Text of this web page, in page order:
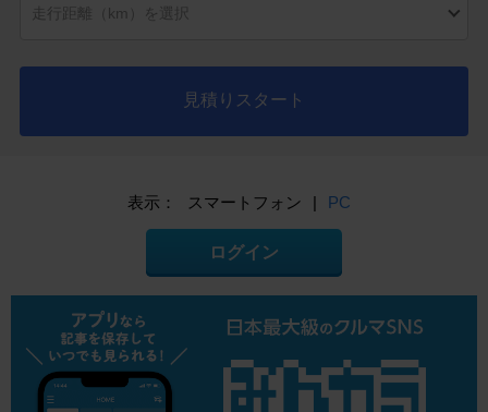
見積りスタート
表示： スマートフォン | PC
ログイン